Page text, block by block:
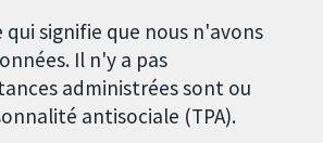
signifie que nous n'avons
Il n'y a pas
administrées sont ou
antisociale (TPA).